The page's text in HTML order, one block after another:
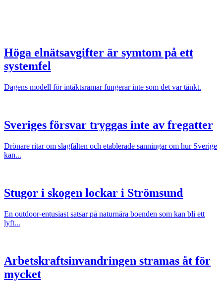
Höga elnätsavgifter är symtom på ett
systemfel
Dagens modell för intäktsramar fungerar inte som det var tänkt.
Sveriges försvar tryggas inte av fregatter
Drönare ritar om slagfälten och etablerade sanningar om hur Sverige
kan...
Stugor i skogen lockar i Strömsund
En outdoor-entusiast satsar på naturnära boenden som kan bli ett
lyft...
Arbetskraftsinvandringen stramas åt för
mycket